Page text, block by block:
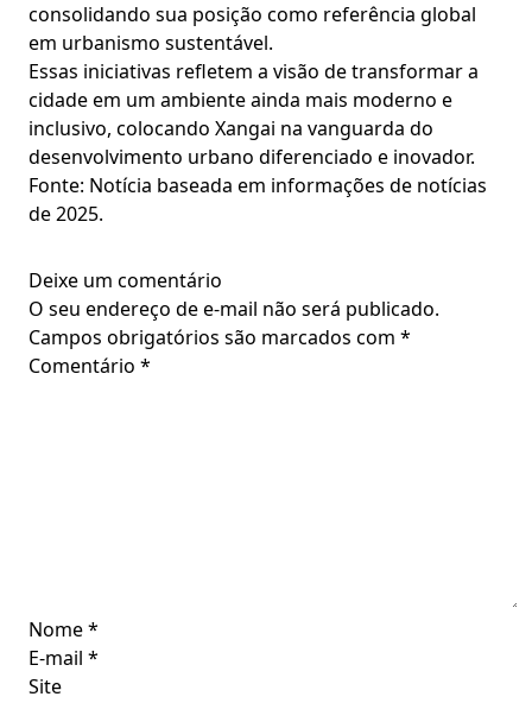
consolidando sua posição como referência global
em urbanismo sustentável.
Essas iniciativas refletem a visão de transformar a
cidade em um ambiente ainda mais moderno e
inclusivo, colocando Xangai na vanguarda do
desenvolvimento urbano diferenciado e inovador.
Fonte: Notícia baseada em informações de notícias
de 2025.
Deixe um comentário
O seu endereço de e-mail não será publicado.
Campos obrigatórios são marcados com *
Comentário *
Nome*
E-mail *
Site